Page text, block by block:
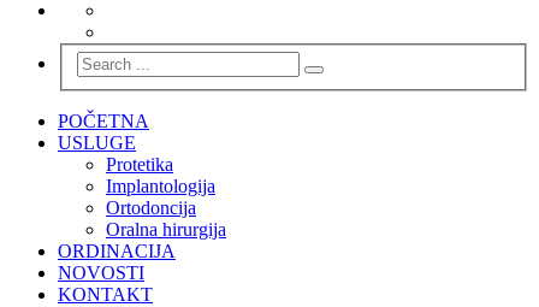
POČETNA
USLUGE
Protetika
Implantologija
Ortodoncija
Oralna hirurgija
ORDINACIJA
NOVOSTI
KONTAKT